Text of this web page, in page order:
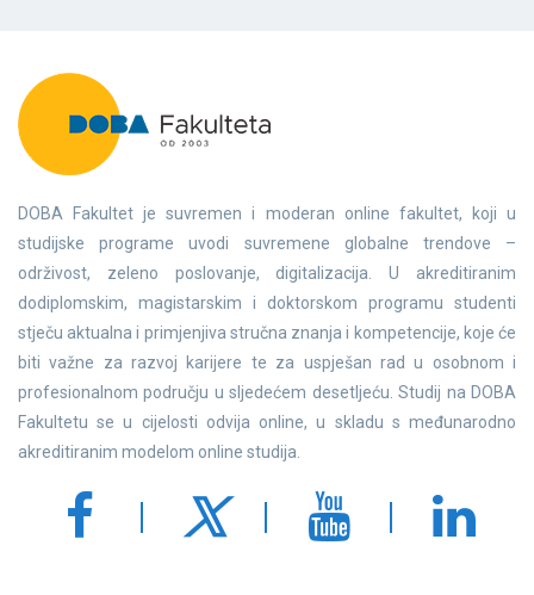
DOBA Fakultet je suvremen i moderan online fakultet, koji u
studijske programe uvodi suvremene globalne trendove –
održivost, zeleno poslovanje, digitalizacija. U akreditiranim
dodiplomskim, magistarskim i doktorskom programu studenti
stječu aktualna i primjenjiva stručna znanja i kompetencije, koje će
biti važne za razvoj karijere te za uspješan rad u osobnom i
profesionalnom području u sljedećem desetljeću. Studij na DOBA
Fakultetu se u cijelosti odvija online, u skladu s međunarodno
akreditiranim modelom online studija.